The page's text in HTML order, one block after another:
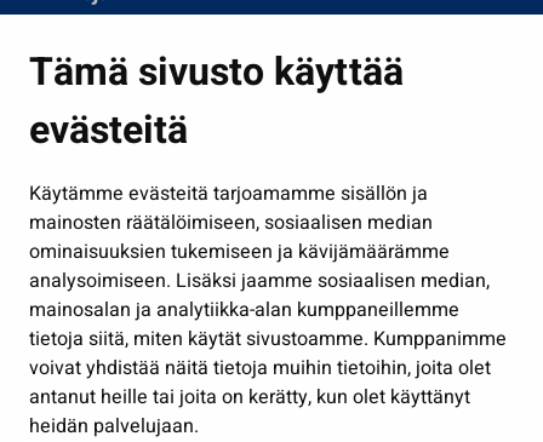
Tämä sivusto käyttää
evästeitä
Käytämme evästeitä tarjoamamme sisällön ja
mainosten räätälöimiseen, sosiaalisen median
ominaisuuksien tukemiseen ja kävijämäärämme
analysoimiseen. Lisäksi jaamme sosiaalisen median,
mainosalan ja analytiikka-alan kumppaneillemme
tietoja siitä, miten käytät sivustoamme. Kumppanimme
voivat yhdistää näitä tietoja muihin tietoihin, joita olet
antanut heille tai joita on kerätty, kun olet käyttänyt
heidän palvelujaan.
Kasvatus ja opetus
Kulttuuri ja liikunta
Työ ja yrittäminen
Osallistu ja asioi
Näytä omat evästeasetukseni
Seuraa meitä